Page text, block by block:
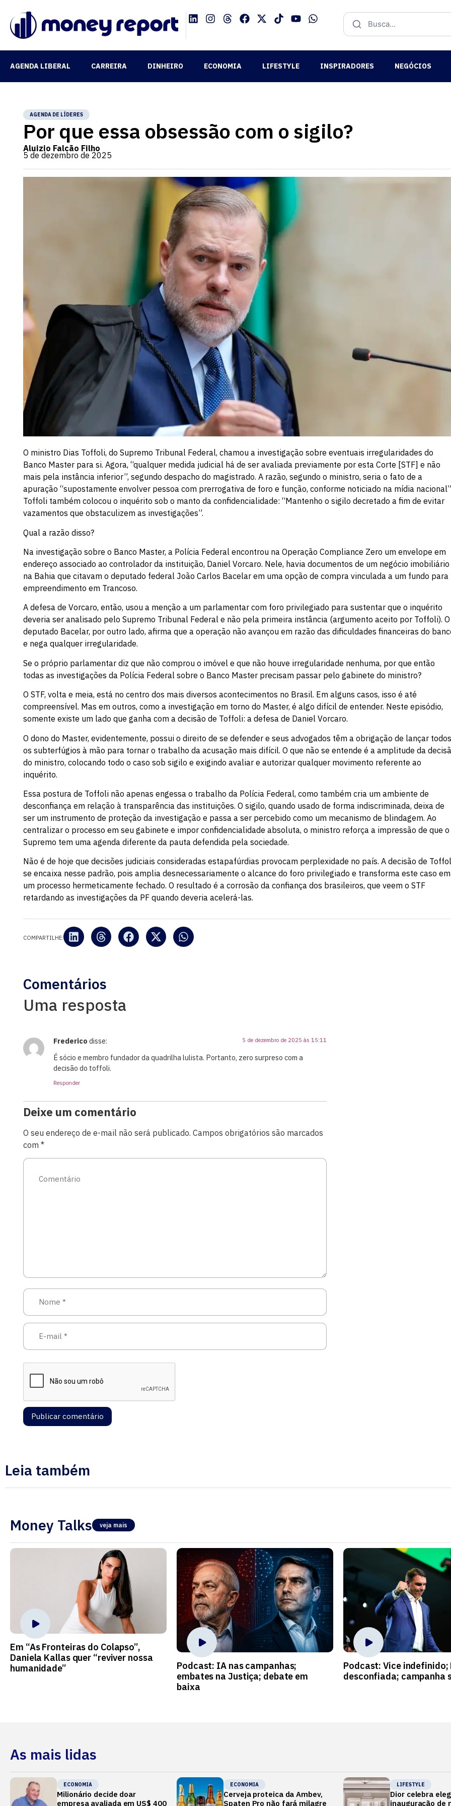
AGENDA LIBERAL CARREIRA DINHEIRO ECONOMIA LIFESTYLE INSPIRADORES NEGÓCIOS
AGENDA DE LÍDERES
Por que essa obsessão com o sigilo?
Aluizio Falcão Filho
5 de dezembro de 2025
O ministro Dias Toffoli, do Supremo Tribunal Federal, chamou a investigação sobre eventuais irregularidades do
Banco Master para si. Agora, “qualquer medida judicial há de ser avaliada previamente por esta Corte [STF] e não
mais pela instância inferior”, segundo despacho do magistrado. A razão, segundo o ministro, seria o fato de a
apuração “supostamente envolver pessoa com prerrogativa de foro e função, conforme noticiado na mídia
Toffoli também colocou o inquérito sob o manto da confidencialidade: “Mantenho o sigilo decretado a fim de evitar
vazamentos que obstaculizem as investigações”.
Qual a razão disso?
Na investigação sobre o Banco Master, a Polícia Federal encontrou na Operação Compliance Zero um envelope em
endereço associado ao controlador da instituição, Daniel Vorcaro. Nele, havia documentos de um negócio imobiliário
na Bahia que citavam o deputado federal João Carlos Bacelar em uma opção de compra vinculada a um fundo para
empreendimento em Trancoso.
A defesa de Vorcaro, então, usou a menção a um parlamentar com foro privilegiado para sustentar que o inquérito
deveria ser analisado pelo Supremo Tribunal Federal e não pela primeira instância (argumento aceito por Toffoli). O
deputado Bacelar, por outro lado, afirma que a operação não avançou em razão das dificuldades financeiras do
e nega qualquer irregularidade.
Se o próprio parlamentar diz que não comprou o imóvel e que não houve irregularidade nenhuma, por que então
todas as investigações da Polícia Federal sobre o Banco Master precisam passar pelo gabinete do ministro?
O STF, volta e meia, está no centro dos mais diversos acontecimentos no Brasil. Em alguns casos, isso é até
compreensível. Mas em outros, como a investigação em torno do Master, é algo difícil de entender. Neste episódio,
somente existe um lado que ganha com a decisão de Toffoli: a defesa de Daniel Vorcaro.
O dono do Master, evidentemente, possui o direito de se defender e seus advogados têm a obrigação de lançar
os subterfúgios à mão para tornar o trabalho da acusação mais difícil. O que não se entende é a amplitude da
do ministro, colocando todo o caso sob sigilo e exigindo avaliar e autorizar qualquer movimento referente ao
inquérito.
Essa postura de Toffoli não apenas engessa o trabalho da Polícia Federal, como também cria um ambiente de
desconfiança em relação à transparência das instituições. O sigilo, quando usado de forma indiscriminada, deixa de
ser um instrumento de proteção da investigação e passa a ser percebido como um mecanismo de blindagem. Ao
centralizar o processo em seu gabinete e impor confidencialidade absoluta, o ministro reforça a impressão de que o
Supremo tem uma agenda diferente da pauta defendida pela sociedade.
Não é de hoje que decisões judiciais consideradas estapafúrdias provocam perplexidade no país. A decisão de
se encaixa nesse padrão, pois amplia desnecessariamente o alcance do foro privilegiado e transforma este caso em
um processo hermeticamente fechado. O resultado é a corrosão da confiança dos brasileiros, que veem o STF
retardando as investigações da PF quando deveria acelerá-las.
COMPARTILHE:
Comentários
Uma resposta
Frederico disse: 5 de dezembro de 2025 às 15:11
É sócio e membro fundador da quadrilha lulista. Portanto, zero surpreso com a
decisão do toffoli.
Responder
Deixe um comentário
O seu endereço de e-mail não será publicado. Campos obrigatórios são marcados
com*
Leia também
Money Talks veja mais
Em “As Fronteiras do Colapso”,
Daniela Kallas quer “reviver nossa
humanidade”
Podcast: IA nas campanhas;
embates na Justiça; debate em
baixa
Podcast: Vice indefinido;
desconfiada; campanha
As mais lidas
ECONOMIA
Milionário decide doar
empresa avaliada em US$ 400
ECONOMIA
Cerveja proteica da Ambev,
Spaten Pro não fará milagre
LIFESTYLE
Dior celebra
inauguração de